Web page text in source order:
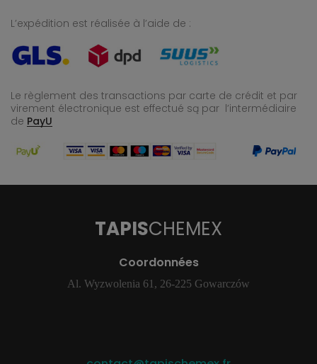
L’expédition est réalisée à l’aide de :
Le règlement des transactions par carte de crédit et par
virement électronique est effectué są par l’intermédiaire
de PayU
TAPISCHEMEX
Coordonnées
Al. Wyzwolenia 61, 26-225 Gowarczów